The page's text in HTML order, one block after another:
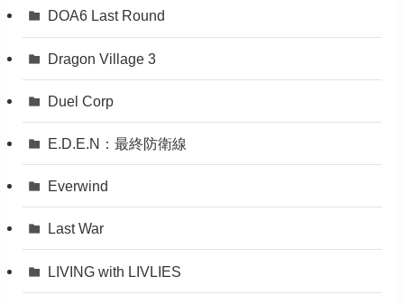
DOA6 Last Round
Dragon Village 3
Duel Corp
E.D.E.N：最終防衛線
Everwind
Last War
LIVING with LIVLIES